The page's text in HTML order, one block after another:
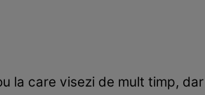
la care visezi de mult timp,